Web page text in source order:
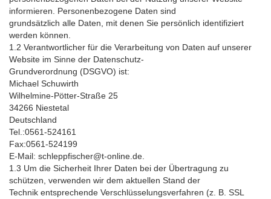
informieren. Personenbezogene Daten sind
grundsätzlich alle Daten, mit denen Sie persönlich identifiziert
werden können.
1.2 Verantwortlicher für die Verarbeitung von Daten auf unserer
Website im Sinne der Datenschutz-
Grundverordnung (DSGVO) ist:
Michael Schuwirth
Wilhelmine-Pötter-Straße 25
34266 Niestetal
Deutschland
Tel.:0561-524161
Fax:0561-524199
E-Mail: schleppfischer@t-online.de.
1.3 Um die Sicherheit Ihrer Daten bei der Übertragung zu
schützen, verwenden wir dem aktuellen Stand der
Technik entsprechende Verschlüsselungsverfahren (z. B. SSL